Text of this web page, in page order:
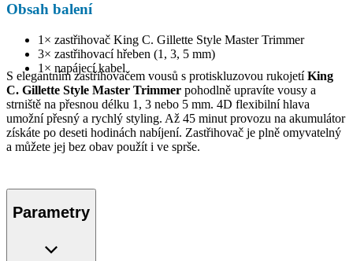
Obsah balení
1× zastřihovač King C. Gillette Style Master Trimmer
3× zastřihovací hřeben (1, 3, 5 mm)
1× napájecí kabel
S elegantním zastřihovačem vousů s protiskluzovou rukojetíKing
C. Gillette Style Master Trimmer pohodlně upravíte vousy a
strniště na přesnou délku 1, 3 nebo 5 mm. 4D flexibilní hlava
umožní přesný a rychlý styling. Až 45 minut provozu na akumulátor
získáte po deseti hodinách nabíjení. Zastřihovač je plně omyvatelný
a můžete jej bez obav použít i ve sprše.
Parametry